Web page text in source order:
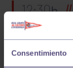
Consentimiento
12:30h
INFANTIL A: